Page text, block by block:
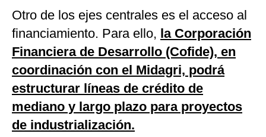
Otro de los ejes centrales es el acceso al
financiamiento. Para ello, la Corporación
Financiera de Desarrollo (Cofide), en
coordinación con el Midagri, podrá
estructurar líneas de crédito de
mediano y largo plazo para proyectos
de industrialización.